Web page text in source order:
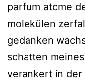
parfum atome
molekülen
gedanken
schatten
verankert in der